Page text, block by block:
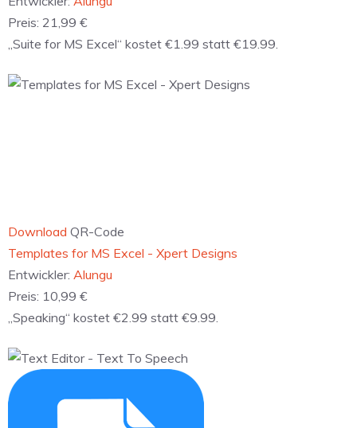
‎Graphic Design Expert - Templates for Pages
Entwickler:Alungu
Preis:21,99 €
„Suite for MS Excel“ kostet €1.99 statt €19.99.